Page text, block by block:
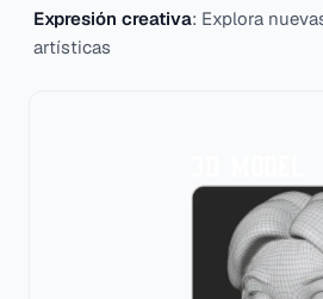
Expresión creativa: Explora
artísticas